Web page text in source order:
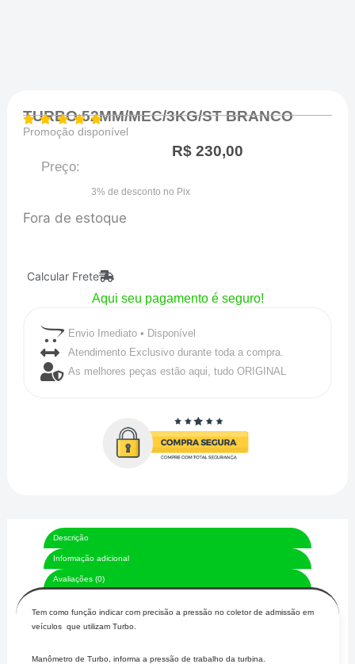
TURBO 52MM/MEC/3KG/ST BRANCO
Promoção disponível
Preço:
R$230,00
3% de desconto no Pix
Fora de estoque
Calcular Frete
Aqui seu pagamento é seguro!
Envio Imediato • Disponível
Atendimento Exclusivo durante toda a compra.
As melhores peças estão aqui, tudo ORIGINAL
Descrição
Informação adicional
Avaliações (0)
Tem como função indicar com precisão a pressão no coletor de admissão em
veículos que utilizam Turbo.
Manômetro de Turbo, informa a pressão de trabalho da turbina.